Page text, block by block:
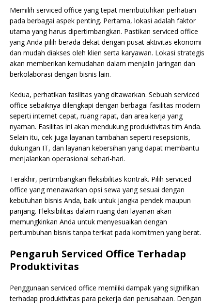
Memilih serviced office yang tepat membutuhkan perhatian
pada berbagai aspek penting. Pertama, lokasi adalah faktor
utama yang harus dipertimbangkan. Pastikan serviced office
yang Anda pilih berada dekat dengan pusat aktivitas ekonomi
dan mudah diakses oleh klien serta karyawan. Lokasi strategis
akan memberikan kemudahan dalam menjalin jaringan dan
berkolaborasi dengan bisnis lain.
Kedua, perhatikan fasilitas yang ditawarkan. Sebuah serviced
office sebaiknya dilengkapi dengan berbagai fasilitas modern
seperti internet cepat, ruang rapat, dan area kerja yang
nyaman. Fasilitas ini akan mendukung produktivitas tim Anda.
Selain itu, cek juga layanan tambahan seperti resepsionis,
dukungan IT, dan layanan kebersihan yang dapat membantu
menjalankan operasional sehari-hari.
Terakhir, pertimbangkan fleksibilitas kontrak. Pilih serviced
office yang menawarkan opsi sewa yang sesuai dengan
kebutuhan bisnis Anda, baik untuk jangka pendek maupun
panjang. Fleksibilitas dalam ruang dan layanan akan
memungkinkan Anda untuk menyesuaikan dengan
pertumbuhan bisnis tanpa terikat pada komitmen yang berat.
Pengaruh Serviced Office Terhadap
Produktivitas
Penggunaan serviced office memiliki dampak yang signifikan
terhadap produktivitas para pekerja dan perusahaan. Dengan